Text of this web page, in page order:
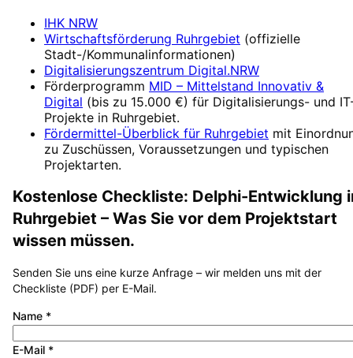
IHK NRW
Wirtschaftsförderung Ruhrgebiet (offizielle
Stadt-/Kommunalinformationen)
Digitalisierungszentrum Digital.NRW
Förderprogramm MID – Mittelstand Innovativ &
Digital (bis zu 15.000 €) für Digitalisierungs- und
Projekte in Ruhrgebiet.
Fördermittel-Überblick für Ruhrgebiet mit
zu Zuschüssen, Voraussetzungen und typischen
Projektarten.
Kostenlose Checkliste: Delphi-Entwicklung
Ruhrgebiet – Was Sie vor dem Projektstart
wissen müssen.
Senden Sie uns eine kurze Anfrage – wir melden uns mit der
Checkliste (PDF) per E-Mail.
Name *
E-Mail *